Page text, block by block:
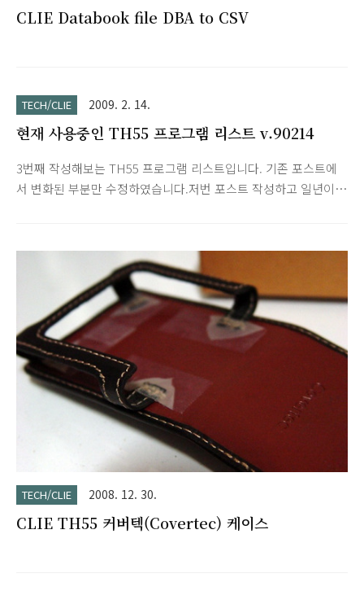
CLIE Databook file DBA to CSV
TECH/CLIE 2009. 2. 14.
현재 사용중인 TH55 프로그램 리스트 v.90214
3번째 작성해보는 TH55 프로그램 리스트입니다. 기존 포스트에
서 변화된 부분만 수정하였습니다.저번 포스트 작성하고 일년이
은 Pref에서의 실행 및 설정을 나타내며 [DA]는 실행시
DALauncher가 필요합니다.- DA의 실행은 다들 아시겠지만 그래
피티 화면에서 7~8시 방향에서 1~2시 방향으로 선을 그어주시면
리스트가 나타납니다.* 프로그램 요청은 정중히 사양합니다. (프
리, 상용 모두)* 그냥 '이렇게 사용하는 유저도 있구나'하고 가볍
게 읽어주세요. ^^-Owner- [프리웨어] Prefs(설
정;Preferences)의 Owner 실행. -Owner-로 표시되..
TECH/CLIE 2008. 12. 30.
CLIE TH55 커버텍(Covertec) 케이스